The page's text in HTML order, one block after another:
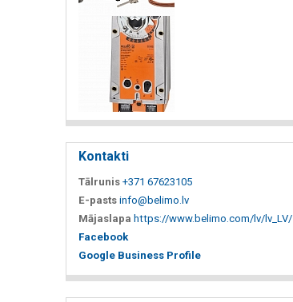
Kontakti
Tālrunis +371 67623105
E-pasts info@belimo.lv
Mājaslapa https://www.belimo.com/lv/lv_LV/
Facebook
Google Business Profile